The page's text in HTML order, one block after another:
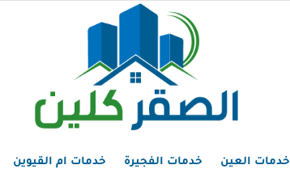
خدمات العين خدمات الفجيرة خدمات ام القيوين